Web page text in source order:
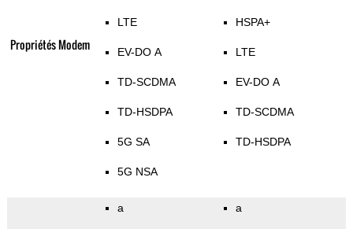
Propriétés Modem
LTE
EV-DO A
TD-SCDMA
TD-HSDPA
5G SA
5G NSA
HSPA+
LTE
EV-DO A
TD-SCDMA
TD-HSDPA
a a